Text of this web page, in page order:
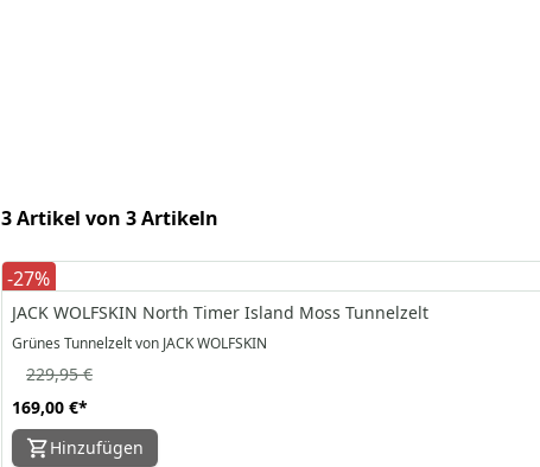
3 Artikel von 3 Artikeln
-27%
JACK WOLFSKIN North Timer Island Moss Tunnelzelt
Grünes Tunnelzelt von JACK WOLFSKIN
169,00 €*
229,95 €
Hinzufügen